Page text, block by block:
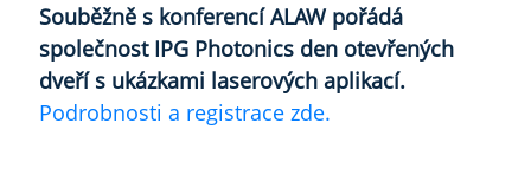
Souběžně s konferencí ALAW pořádá
společnost IPG Photonics den otevřených
dveří s ukázkami laserových aplikací.
Podrobnosti a registrace zde.